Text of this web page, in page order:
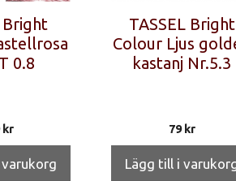
Bright
0.8
kr
TASSEL Bright
Colour Ljus
kastanj Nr.5.3
79kr
Lägg till i